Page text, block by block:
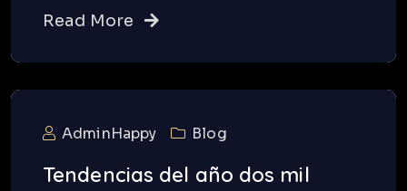
Read More
AdminHappy Blog
Tendencias del año dos mil